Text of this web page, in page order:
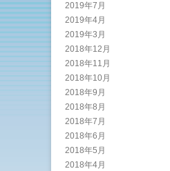
2019年7月
2019年4月
2019年3月
2018年12月
2018年11月
2018年10月
2018年9月
2018年8月
2018年7月
2018年6月
2018年5月
2018年4月